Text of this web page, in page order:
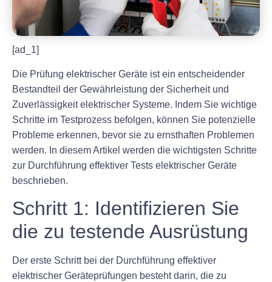
[ad_1]
Die Prüfung elektrischer Geräte ist ein entscheidender
Bestandteil der Gewährleistung der Sicherheit und
Zuverlässigkeit elektrischer Systeme. Indem Sie wichtige
Schritte im Testprozess befolgen, können Sie potenzielle
Probleme erkennen, bevor sie zu ernsthaften Problemen
werden. In diesem Artikel werden die wichtigsten Schritte
zur Durchführung effektiver Tests elektrischer Geräte
beschrieben.
Schritt 1: Identifizieren Sie
die zu testende Ausrüstung
Der erste Schritt bei der Durchführung effektiver
elektrischer Geräteprüfungen besteht darin, die zu